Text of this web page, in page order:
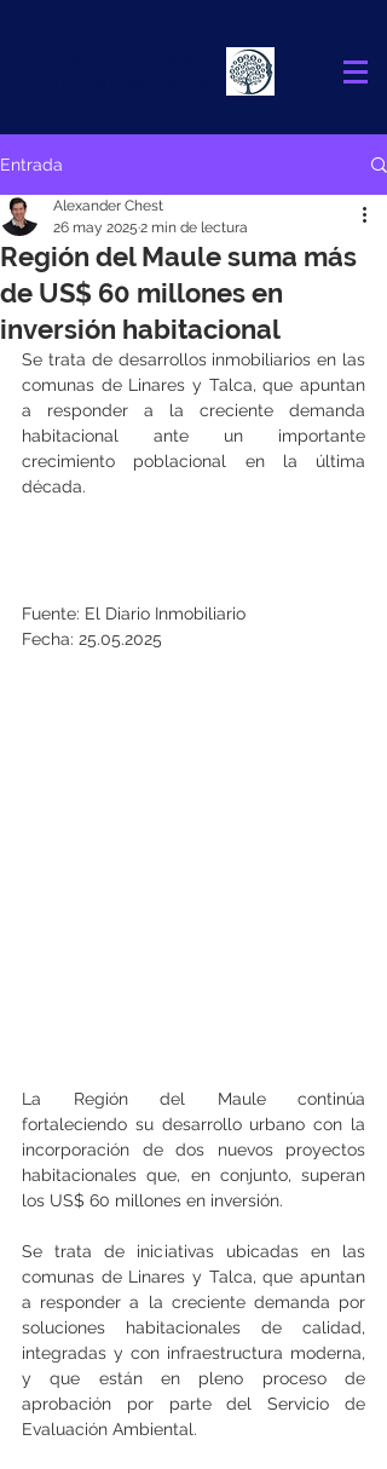
Entrada
Región del Maule suma más
de US$ 60 millones en
inversión habitacional
Alexander Chest
26 may 2025 2 min de lectura
Se trata de desarrollos inmobiliarios en las
comunas de Linares y Talca, que apuntan
a responder a la creciente demanda
habitacional ante un importante
crecimiento poblacional en la última
década.
Fuente: El Diario Inmobiliario
Fecha: 25.05.2025
La Región del Maule continúa
fortaleciendo su desarrollo urbano con la
incorporación de dos nuevos proyectos
habitacionales que, en conjunto, superan
los US$ 60 millones en inversión.
Se trata de iniciativas ubicadas en las
comunas de Linares y Talca, que apuntan
a responder a la creciente demanda por
soluciones habitacionales de calidad,
integradas y con infraestructura moderna,
y que están en pleno proceso de
aprobación por parte del Servicio de
Evaluación Ambiental.